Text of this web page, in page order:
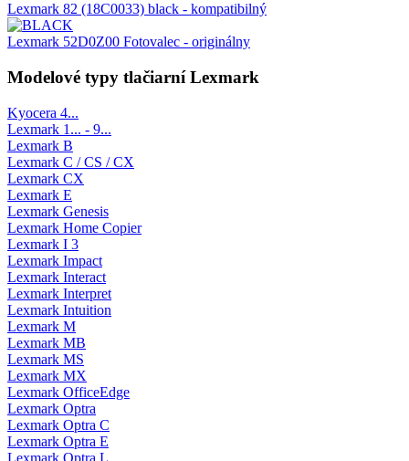
Lexmark 82 (18C0033) black - kompatibilný
Lexmark 52D0Z00 Fotovalec - originálny
Modelové typy tlačiarní Lexmark
Kyocera 4...
Lexmark 1... - 9...
Lexmark B
Lexmark C / CS / CX
Lexmark CX
Lexmark E
Lexmark Genesis
Lexmark Home Copier
Lexmark I 3
Lexmark Impact
Lexmark Interact
Lexmark Interpret
Lexmark Intuition
Lexmark M
Lexmark MB
Lexmark MS
Lexmark MX
Lexmark OfficeEdge
Lexmark Optra
Lexmark Optra C
Lexmark Optra E
Lexmark Optra L